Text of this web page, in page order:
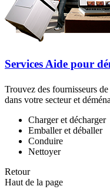
Services Aide pour
Trouvez des fournisseurs
dans votre secteur et
Charger et décharger
Emballer et déballer
Conduire
Nettoyer
Retour
Haut de la page